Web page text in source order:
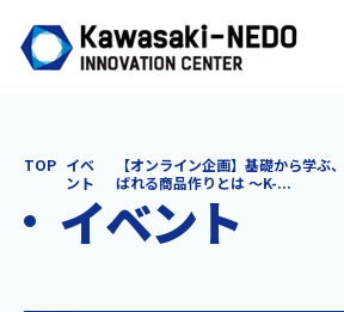
TOP イベ
ント
【オンライン企画】基礎から学ぶ
ばれる商品作りとは ～K-...
イベント